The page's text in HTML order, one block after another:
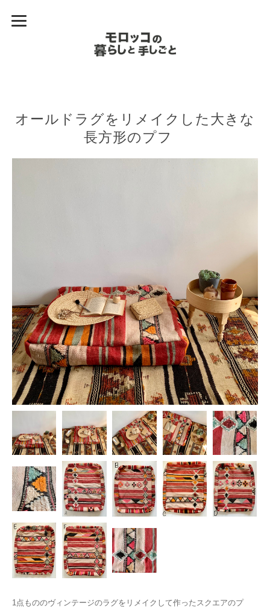
オールドラグをリメイクした大きな
長方形のプフ
1点もののヴィンテージのラグをリメイクして作ったスクエアのプ